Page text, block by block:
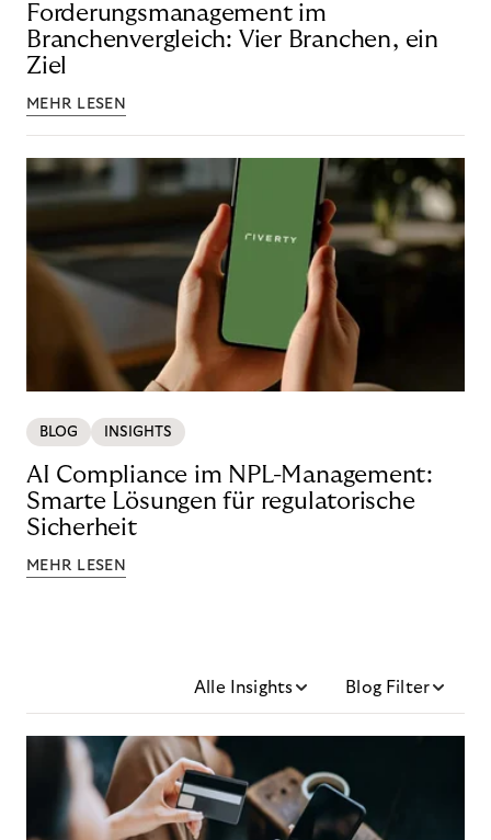
Forderungsmanagement im
Branchenvergleich: Vier Branchen, ein
Ziel
MEHR LESEN
BLOG INSIGHTS
AI Compliance im NPL-Management:
Smarte Lösungen für regulatorische
Sicherheit
MEHR LESEN
Alle Insights Blog Filter